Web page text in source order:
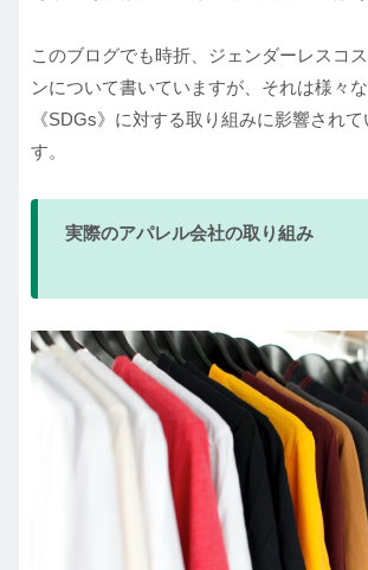
このブログでも時折、ジェンダーレスコ
ンについて書いていますが、それは様々
《SDGs》に対する取り組みに影響され
す。
実際のアパレル会社の取り組み